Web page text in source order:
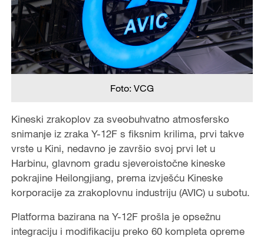
Foto: VCG
Kineski zrakoplov za sveobuhvatno atmosfersko
snimanje iz zraka Y-12F s fiksnim krilima, prvi takve
vrste u Kini, nedavno je završio svoj prvi let u
Harbinu, glavnom gradu sjeveroistočne kineske
pokrajine Heilongjiang, prema izvješću Kineske
korporacije za zrakoplovnu industriju (AVIC) u subotu.
Platforma bazirana na Y-12F prošla je opsežnu
integraciju i modifikaciju preko 60 kompleta opreme